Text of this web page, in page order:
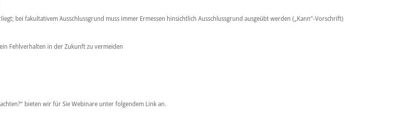
bei fakultativem Ausschlussgrund muss immer Ermessen hinsichtlich Ausschlussgrund ausgeübt werden („Kann“-Vorschrift)
Fehlverhalten in der Zukunft zu vermeiden
bieten wir für Sie Webinare unter folgendem Linkan.